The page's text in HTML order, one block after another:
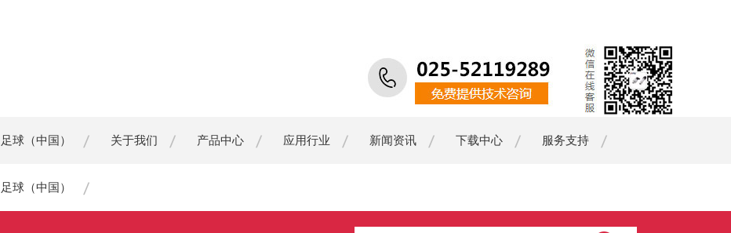
球（中国） 关于我们 产品中心 应用行业 新闻资讯 下载中心 服务支持
球（中国）